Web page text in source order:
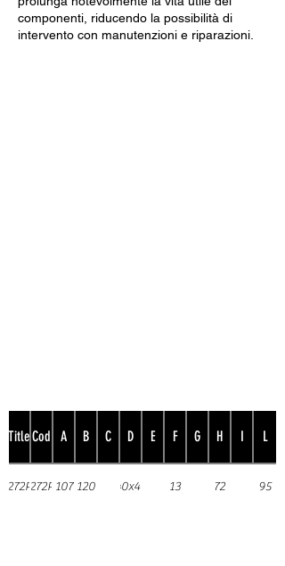
componenti, riducendo la possibilità di
intervento con manutenzioni e riparazioni.
TitleCod A B C D E F G H I L
272R272R 107 120 40x40 13 72 95